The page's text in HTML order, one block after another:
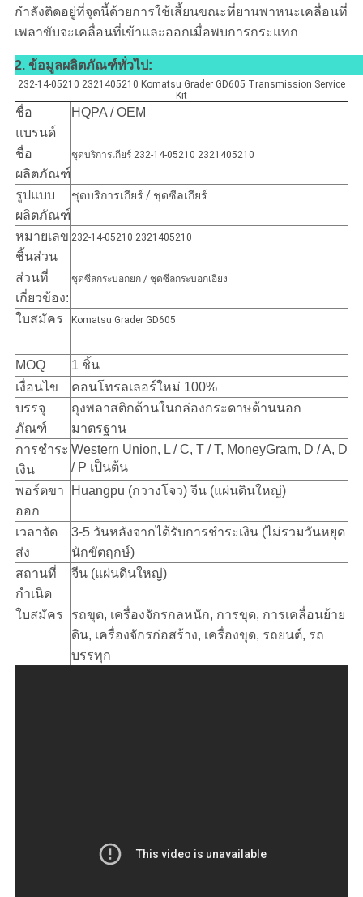
กำลังติดอยู่ที่จุดนี้ด้วยการใช้เสี้ยนขณะที่ยานพาหนะเคลื่อนที่
เพลาขับจะเคลื่อนที่เข้าและออกเมื่อพบการกระแทก
2. ข้อมูลผลิตภัณฑ์ทั่วไป:
232-14-05210 2321405210 Komatsu Grader GD605 Transmission Service
Kit
ชื่อ
แบรนด์
HQPA / OEM
ชื่อ
ผลิตภัณฑ์
ชุดบริการเกียร์ 232-14-05210 2321405210
รูปแบบ
ผลิตภัณฑ์
ชุดบริการเกียร์ / ชุดซีลเกียร์
หมายเลข
ชิ้นส่วน
232-14-05210 2321405210
ส่วนที่
เกี่ยวข้อง:
ชุดซีลกระบอกยก / ชุดซีลกระบอกเอียง
ใบสมัคร Komatsu Grader GD605
MOQ
1 ชิ้น
เงื่อนไข
คอนโทรลเลอร์ใหม่ 100%
บรรจุ
ภัณฑ์
ถุงพลาสติกด้านในกล่องกระดาษด้านนอก
มาตรฐาน
การชำระ
เงิน
Western Union, L / C, T / T, MoneyGram, D / A, D
/ P เป็นต้น
พอร์ตขา
ออก
Huangpu (กวางโจว) จีน (แผ่นดินใหญ่)
เวลาจัด
ส่ง
3-5 วันหลังจากได้รับการชำระเงิน (ไม่รวมวันหยุด
นักขัตฤกษ์)
สถานที่
กำเนิด
จีน (แผ่นดินใหญ่)
ใบสมัคร
รถขุด, เครื่องจักรกลหนัก, การขุด, การเคลื่อนย้าย
ดิน, เครื่องจักรก่อสร้าง, เครื่องขุด, รถยนต์, รถ
บรรทุก